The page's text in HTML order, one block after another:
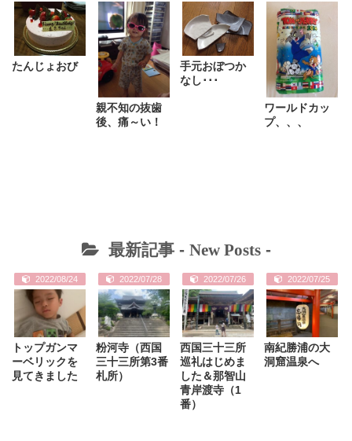
たんじょおび
親不知の抜歯
後、痛～い！
手元おぼつか
なし･･･
ワールドカッ
プ、、、
最新記事 - New Posts-
2022/08/24
トップガンマ
ーベリックを
見てきました
2022/07/28
粉河寺（西国
三十三所第3番
札所）
2022/07/26
西国三十三所
巡礼はじめま
した＆那智山
青岸渡寺（1
番）
2022/07/25
南紀勝浦の大
洞窟温泉へ